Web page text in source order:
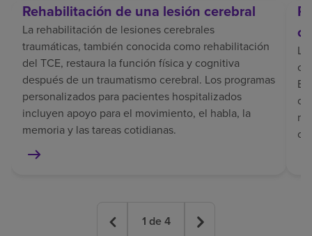
Rehabilitación de una lesión cerebral
La rehabilitación de lesiones cerebrales
traumáticas, también conocida como rehabilitación
del TCE, restaura la función física y cognitiva
después de un traumatismo cerebral. Los programas
personalizados para pacientes hospitalizados
incluyen apoyo para el movimiento, el habla, la
memoria y las tareas cotidianas.
El
1 de 4